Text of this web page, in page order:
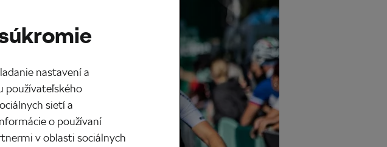
nastavení a
používateľského
sietí a
o používaní
v oblasti sociálnych